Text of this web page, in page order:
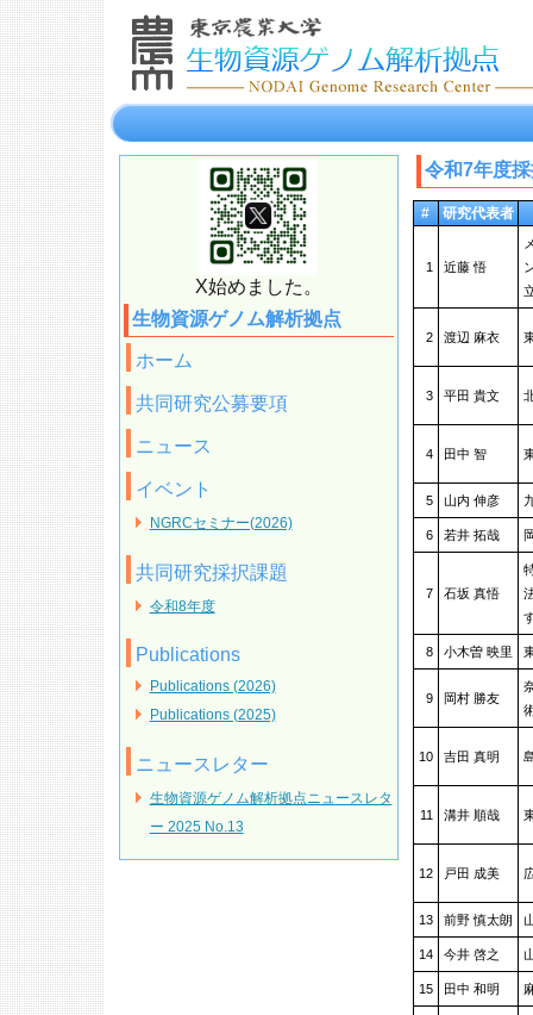
X始めました。
生物資源ゲノム解析拠点
ホーム
共同研究公募要項
ニュース
イベント
NGRCセミナー(2026)
共同研究採択課題
令和8年度
Publications
Publications (2026)
Publications (2025)
ニュースレター
生物資源ゲノム解析拠点ニュースレタ
ー 2025 No.13
令和7年度
# 研究代表者
1 近藤 悟
2 渡辺 麻衣
3 平田 貴文
4 田中 智
5 山内 伸彦
6 若井 拓哉
7 石坂 真悟
8 小木曽 映里
9 岡村 勝友
10 吉田 真明
11 溝井 順哉
12 戸田 成美
13 前野 慎太朗
14 今井 啓之
15 田中 和明